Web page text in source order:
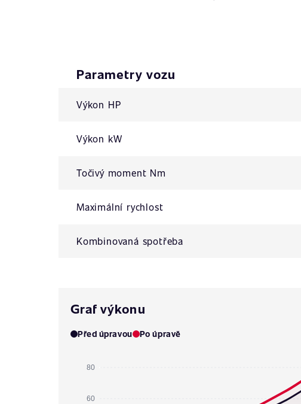
Parametry vozu
Výkon HP
Výkon kW
Točivý moment Nm
Maximální rychlost
Kombinovaná spotřeba
Graf výkonu
Před úpravou Po úpravě
80
60